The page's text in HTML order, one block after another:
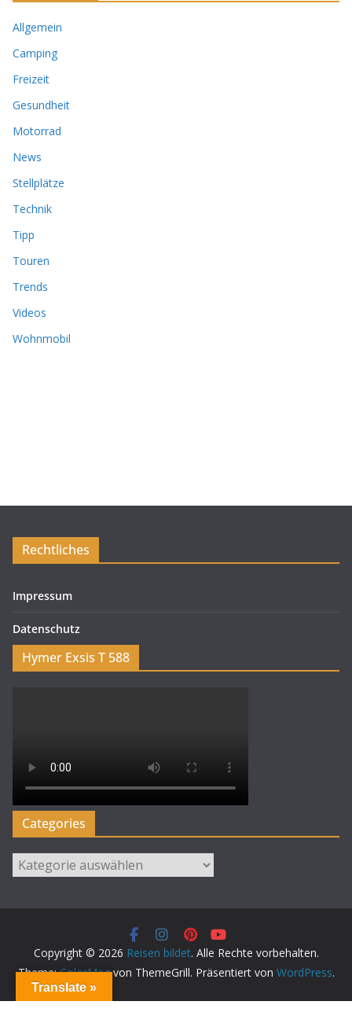
Allgemein
Camping
Freizeit
Gesundheit
Motorrad
News
Stellplätze
Technik
Tipp
Touren
Trends
Videos
Wohnmobil
Rechtliches
Impressum
Datenschutz
Hymer Exsis T 588
Categories
Categories
Copyright © 2026 Reisen bildet. Alle Rechte vorbehalten.
Theme:ColorMagvon ThemeGrill. Präsentiert von WordPress.
Translate »